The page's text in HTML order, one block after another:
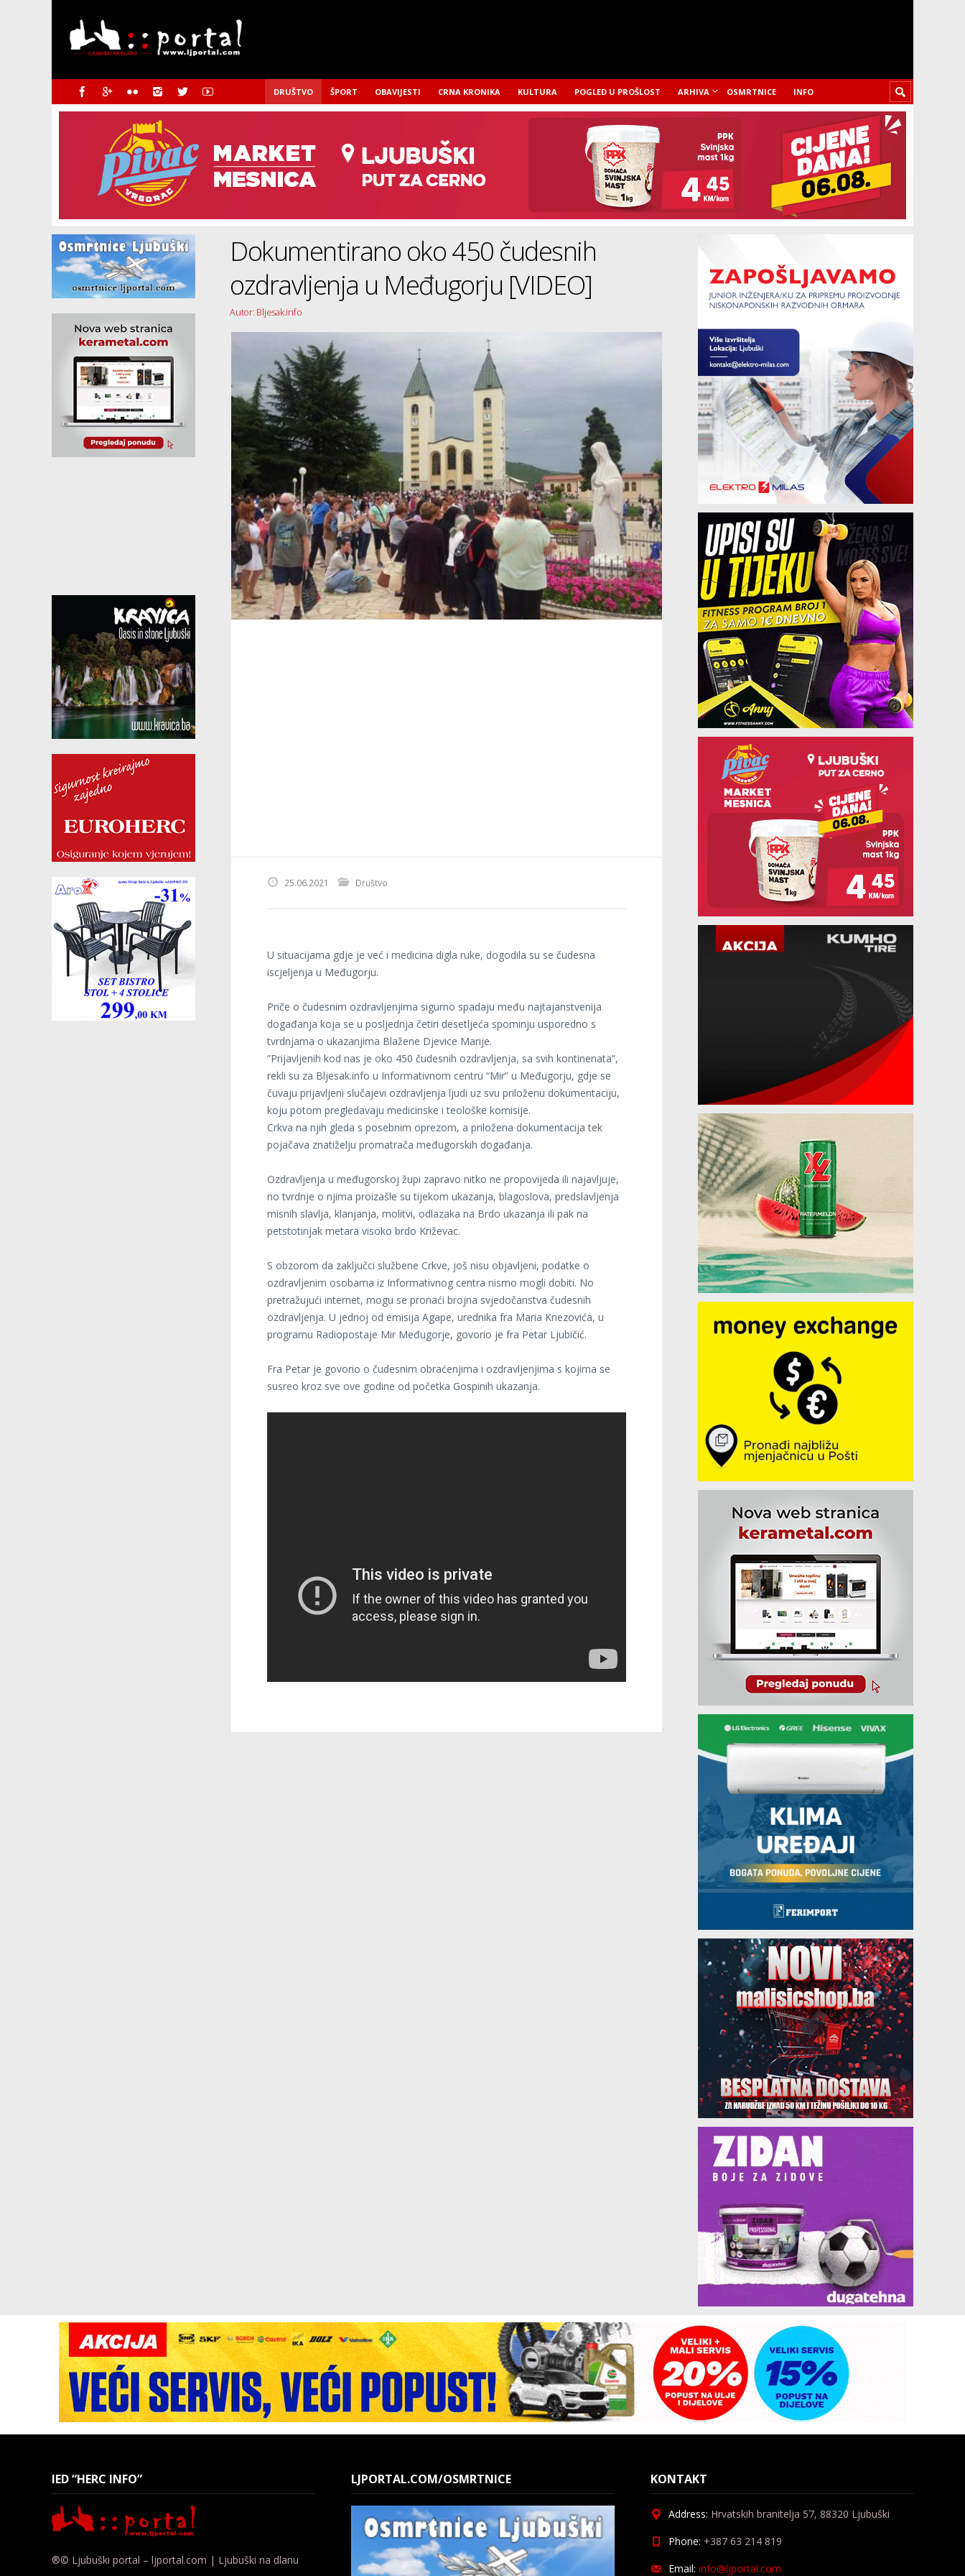
DRUŠTVO ŠPORT OBAVIJESTI CRNA KRONIKA KULTURA POGLED U PROŠLOST ARHIVA OSMRTNICE INFO
Dokumentirano oko 450 čudesnih
ozdravljenja u Međugorju [VIDEO]
Autor: Bljesak.info
25.06.2021 Društvo
U situacijama gdje je već i medicina digla ruke, dogodila su se čudesna
iscjeljenja u Međugorju.
Priče o čudesnim ozdravljenjima sigurno spadaju među najtajanstvenija
događanja koja se u posljednja četiri desetljeća spominju usporedno s
tvrdnjama o ukazanjima Blažene Djevice Marije.
”Prijavljenih kod nas je oko 450 čudesnih ozdravljenja, sa svih kontinenata”,
rekli su za Bljesak.info u Informativnom centru “Mir” u Međugorju, gdje se
čuvaju prijavljeni slučajevi ozdravljenja ljudi uz svu priloženu dokumentaciju,
koju potom pregledavaju medicinske i teološke komisije.
Crkva na njih gleda s posebnim oprezom, a priložena dokumentacija tek
pojačava znatiželju promatrača međugorskih događanja.
Ozdravljenja u međugorskoj župi zapravo nitko ne propovijeda ili najavljuje,
no tvrdnje o njima proizašle su tijekom ukazanja, blagoslova, predslavljenja
misnih slavlja, klanjanja, molitvi, odlazaka na Brdo ukazanja ili pak na
petstotinjak metara visoko brdo Križevac.
S obzorom da zaključci službene Crkve, još nisu objavljeni, podatke o
ozdravljenim osobama iz Informativnog centra nismo mogli dobiti. No
pretražujući internet, mogu se pronaći brojna svjedočanstva čudesnih
ozdravljenja. U jednoj od emisija Agape, urednika fra Maria Knezovića, u
programu Radiopostaje Mir Međugorje, govorio je fra Petar Ljubičić.
Fra Petar je govorio o čudesnim obraćenjima i ozdravljenjima s kojima se
susreo kroz sve ove godine od početka Gospinih ukazanja.
IED “HERC INFO”
®© Ljubuški portal – ljportal.com | Ljubuški na dlanu
LJPORTAL.COM/OSMRTNICE KONTAKT
Address: Hrvatskih branitelja 57, 88320 Ljubuški
Phone: +387 63 214 819
Email: info@ljportal.com